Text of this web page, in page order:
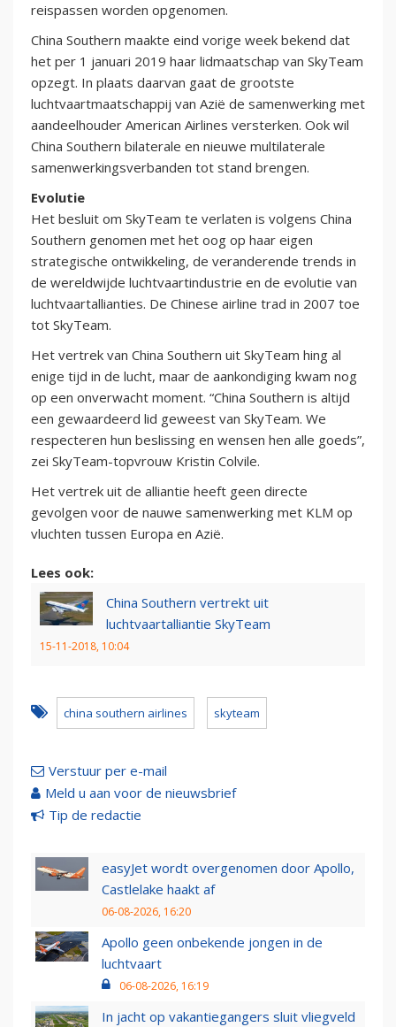
reispassen worden opgenomen.
China Southern maakte eind vorige week bekend dat
het per 1 januari 2019 haar lidmaatschap van SkyTeam
opzegt. In plaats daarvan gaat de grootste
luchtvaartmaatschappij van Azië de samenwerking met
aandeelhouder American Airlines versterken. Ook wil
China Southern bilaterale en nieuwe multilaterale
samenwerkingsverbanden tot stand brengen.
Evolutie
Het besluit om SkyTeam te verlaten is volgens China
Southern genomen met het oog op haar eigen
strategische ontwikkeling, de veranderende trends in
de wereldwijde luchtvaartindustrie en de evolutie van
luchtvaartallianties. De Chinese airline trad in 2007 toe
tot SkyTeam.
Het vertrek van China Southern uit SkyTeam hing al
enige tijd in de lucht, maar de aankondiging kwam nog
op een onverwacht moment. “China Southern is altijd
een gewaardeerd lid geweest van SkyTeam. We
respecteren hun beslissing en wensen hen alle goeds”,
zei SkyTeam-topvrouw Kristin Colvile.
Het vertrek uit de alliantie heeft geen directe
gevolgen voor de nauwe samenwerking met KLM op
vluchten tussen Europa en Azië.
Lees ook:
China Southern vertrekt uit
luchtvaartalliantie SkyTeam
15-11-2018, 10:04
china southern airlines skyteam
Verstuur per e-mail
Meld u aan voor de nieuwsbrief
Tip de redactie
easyJet wordt overgenomen door Apollo,
Castlelake haakt af
06-08-2026, 16:20
Apollo geen onbekende jongen in de
luchtvaart
06-08-2026, 16:19
In jacht op vakantiegangers sluit vliegveld